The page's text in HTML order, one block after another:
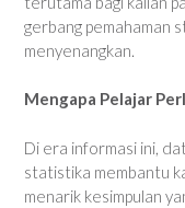
gerbang pemahaman
menyenangkan.
Mengapa Pelajar
Di era informasi ini,
statistika membantu
menarik kesimpulan